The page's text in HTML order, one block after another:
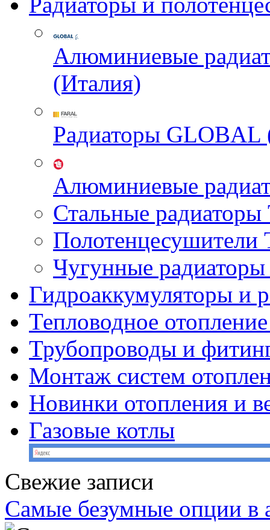
Алюминиевые
(Италия)
Радиаторы GLOBAL
Алюминиевые
Стальные
Чугунные
Гидроаккумуляторы и
Тепловодное
Трубопроводы и
Монтаж систем
Новинки отопления и
Газовые котлы
Свежие записи
Самые безумные опции в